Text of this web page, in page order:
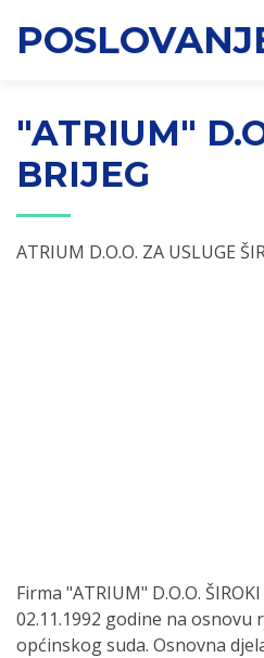
"ATRIUM"
BRIJEG
ATRIUM D.O.O. ZA USLUGE
Firma "ATRIUM" D.O.O.
02.11.1992 godine na osnovu
općinskog suda. Osnovna